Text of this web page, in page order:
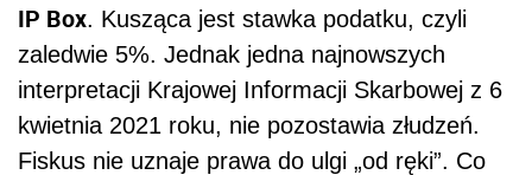
IP Box. Kusząca jest stawka podatku, czyli
zaledwie 5%. Jednak jedna najnowszych
interpretacji Krajowej Informacji Skarbowej z 6
kwietnia 2021 roku, nie pozostawia złudzeń.
Fiskus nie uznaje prawa do ulgi „od ręki”. Co